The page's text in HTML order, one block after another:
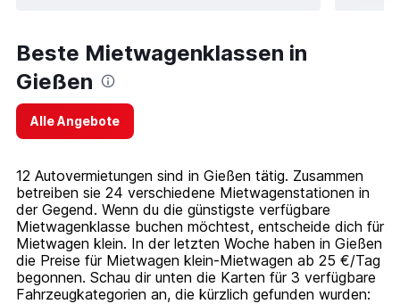
Beste Mietwagenklassen in
Gießen
Alle Angebote
12 Autovermietungen sind in Gießen tätig. Zusammen
betreiben sie 24 verschiedene Mietwagenstationen in
der Gegend. Wenn du die günstigste verfügbare
Mietwagenklasse buchen möchtest, entscheide dich für
Mietwagen klein. In der letzten Woche haben in Gießen
die Preise für Mietwagen klein-Mietwagen ab 25 €/Tag
begonnen. Schau dir unten die Karten für 3 verfügbare
Fahrzeugkategorien an, die kürzlich gefunden wurden: